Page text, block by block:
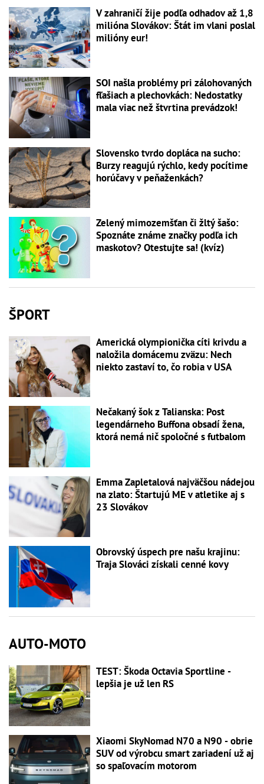
V zahraničí žije podľa odhadov až 1,8
milióna Slovákov: Štát im vlani poslal
milióny eur!
SOI našla problémy pri zálohovaných
fľašiach a plechovkách: Nedostatky
mala viac než štvrtina prevádzok!
Slovensko tvrdo dopláca na sucho:
Burzy reagujú rýchlo, kedy pocítime
horúčavy v peňaženkách?
Zelený mimozemšťan či žltý šašo:
Spoznáte známe značky podľa ich
maskotov? Otestujte sa! (kvíz)
ŠPORT
Americká olympionička cíti krivdu a
naložila domácemu zväzu: Nech
niekto zastaví to, čo robia v USA
Nečakaný šok z Talianska: Post
legendárneho Buffona obsadí žena,
ktorá nemá nič spoločné s futbalom
Emma Zapletalová najväčšou nádejou
na zlato: Štartujú ME v atletike aj s
23 Slovákov
Obrovský úspech pre našu krajinu:
Traja Slováci získali cenné kovy
AUTO-MOTO
TEST: Škoda Octavia Sportline -
lepšia je už len RS
Xiaomi SkyNomad N70 a N90 - obrie
SUV od výrobcu smart zariadení už aj
so spaľovacím motorom